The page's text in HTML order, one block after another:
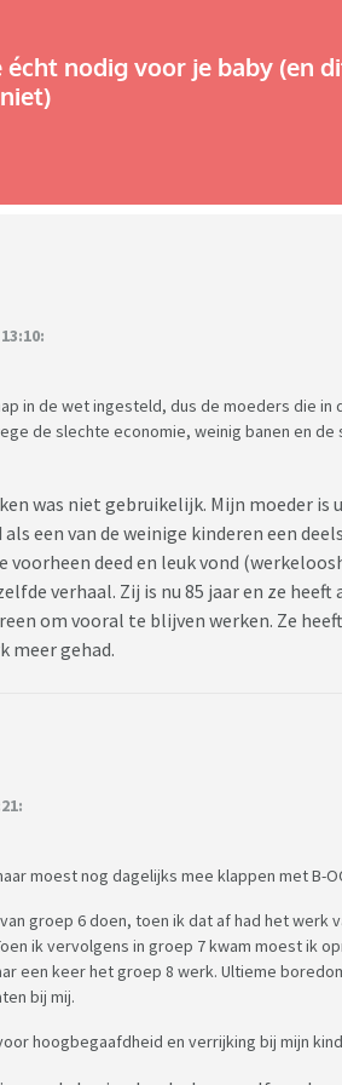
écht nodig voor je baby (en
in de wet ingesteld, dus de moeders die in
de slechte economie, weinig banen en de
was niet gebruikelijk. Mijn moeder is
een van de weinige kinderen een
deed en leuk vond
verhaal. Zij is nu 85 jaar en ze heeft
om vooral te blijven werken. Ze
meer gehad.
moest nog dagelijks mee klappen met B-
groep 6 doen, toen ik dat af had het werk
ik vervolgens in groep 7 kwam moest ik
een keer het groep 8 werk. Ultieme
bij mij.
hoogbegaafdheid en verrijking bij mijn